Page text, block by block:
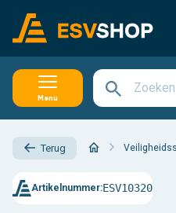
Menu
Terug
Artikelnummer:ESV10320